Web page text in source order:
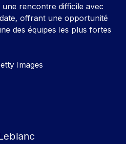
rencontre difficile avec
offrant une opportunité
des équipes les plus fortes
Images